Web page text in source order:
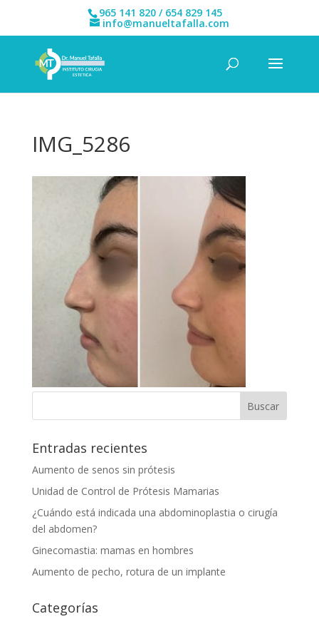
965 141 820 / 654 829 145
info@manueltafalla.com
IMG_5286
Entradas recientes
Aumento de senos sin prótesis
Unidad de Control de Prótesis Mamarias
¿Cuándo está indicada una abdominoplastia o cirugía
del abdomen?
Ginecomastia: mamas en hombres
Aumento de pecho, rotura de un implante
Categorías